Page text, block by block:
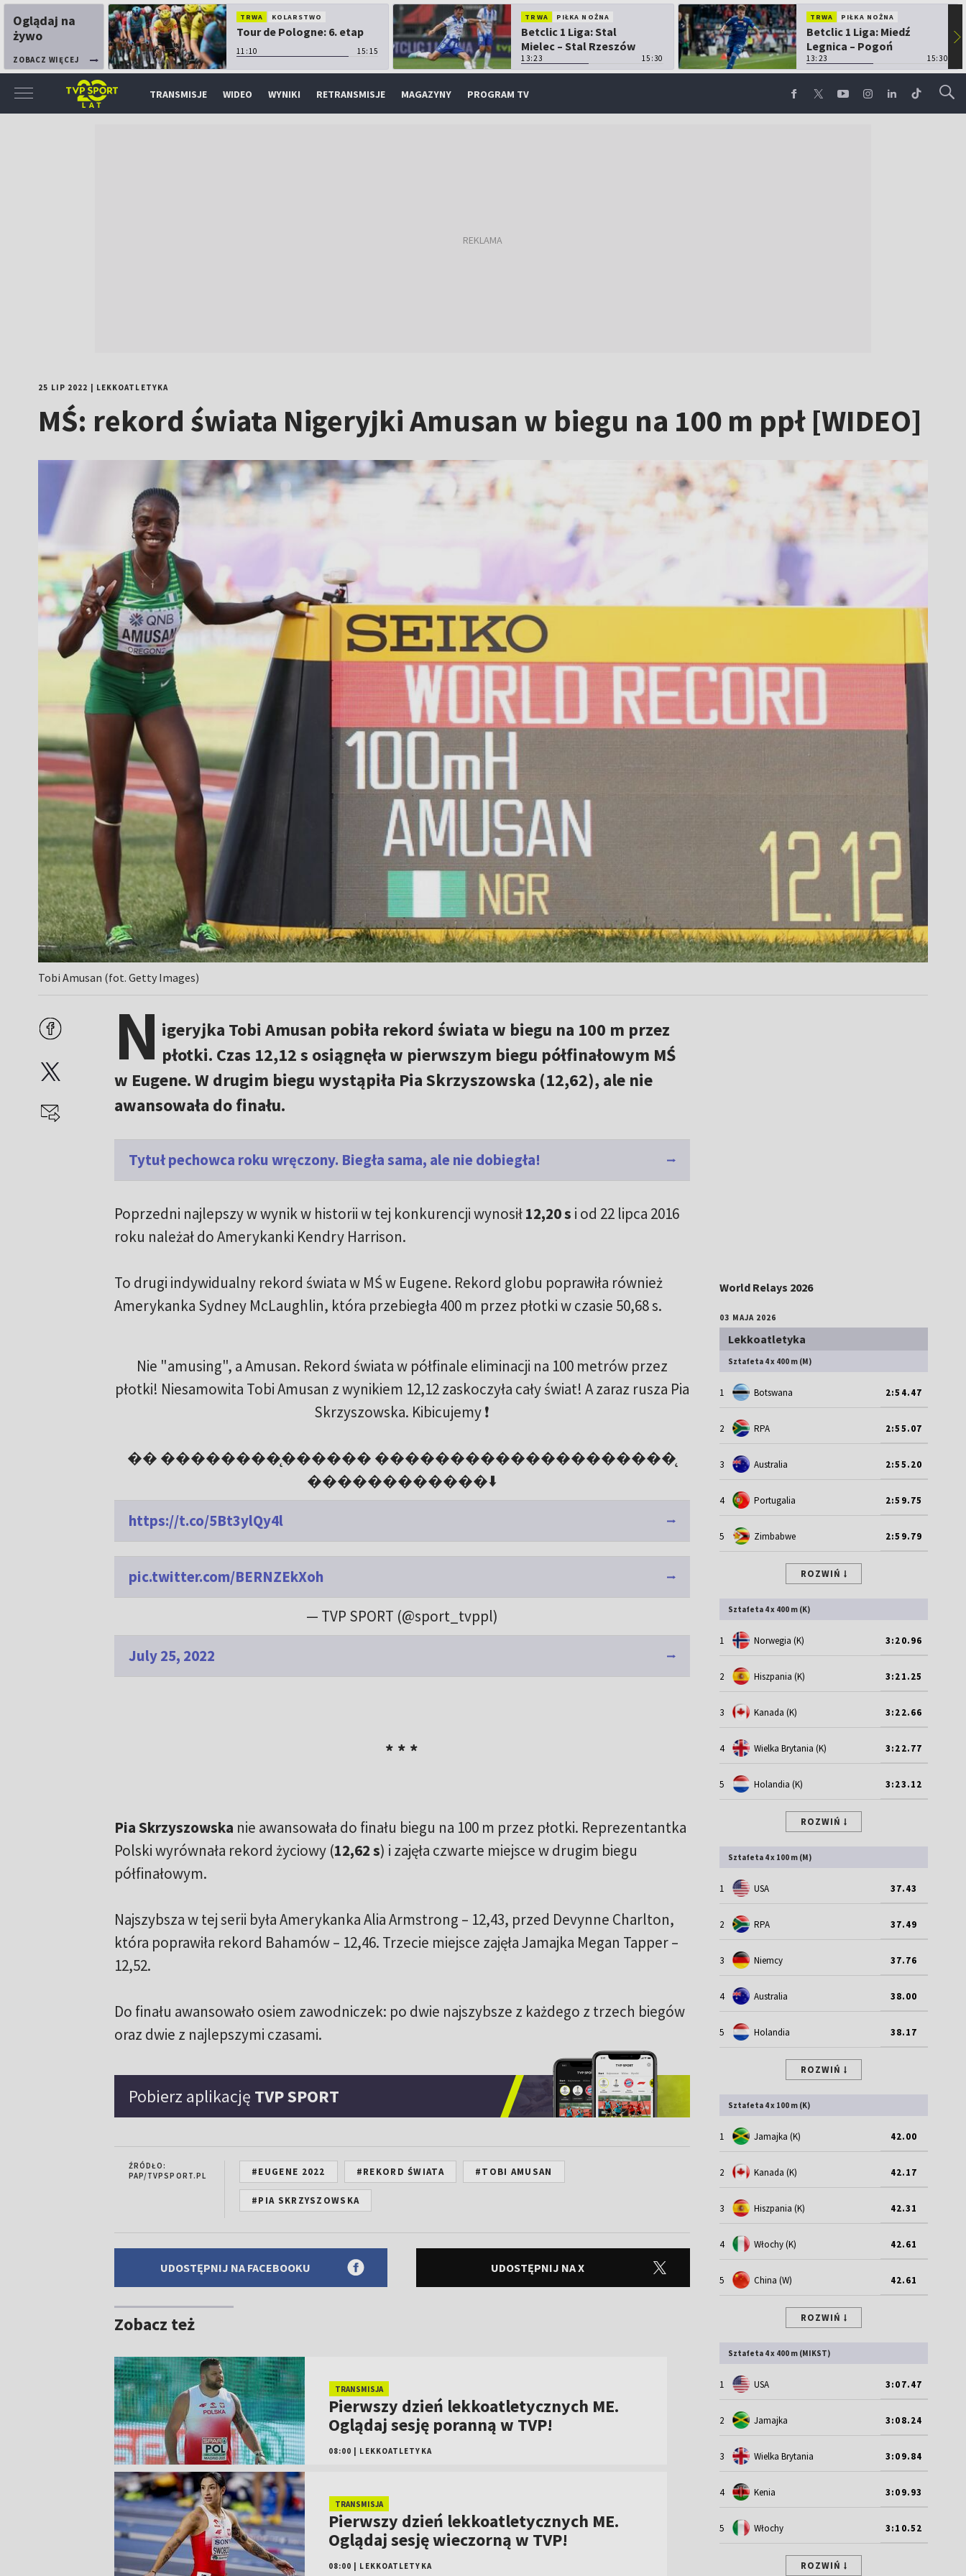
Oglądaj na
żywo
ZOBACZ WIĘCEJ
TRWA KOLARSTWO
Tour de Pologne: 6. etap
11:10 15:15
TRWA PIŁKA NOŻNA
Betclic 1 Liga: Stal
Mielec – Stal Rzeszów
13:23 15:30
TRWA PIŁKA NOŻNA
Betclic 1 Liga: Miedź
Legnica – Pogoń
Grodzisk Mazowiecki
13:23 15:30
▶
TRANSMISJE WIDEO WYNIKI RETRANSMISJE MAGAZYNY PROGRAM TV
25 LIP 2022 LEKKOATLETYKA
MŚ: rekord świata Nigeryjki Amusan w biegu na 100 m ppł [WIDEO]
Tobi Amusan (fot. Getty Images)
N igeryjka Tobi Amusan pobiła rekord świata w biegu na 100 m przez
płotki. Czas 12,12 s osiągnęła w pierwszym biegu półfinałowym MŚ
w Eugene. W drugim biegu wystąpiła Pia Skrzyszowska (12,62), ale nie
awansowała do finału.
Tytuł pechowca roku wręczony. Biegła sama, ale nie dobiegła!
Poprzedni najlepszy w wynik w historii w tej konkurencji wynosił12,20 s i od 22 lipca 2016
roku należał do Amerykanki Kendry Harrison.
To drugi indywidualny rekord świata w MŚ w Eugene. Rekord globu poprawiła również
Amerykanka Sydney McLaughlin, która przebiegła 400 m przez płotki w czasie 50,68 s.
Nie "amusing", a Amusan. Rekord świata w półfinale eliminacji na 100 metrów przez
płotki! Niesamowita Tobi Amusan z wynikiem 12,12 zaskoczyła cały świat! A zaraz rusza Pia
Skrzyszowska. Kibicujemy ❗️
�� ��������̨������ ��������������������̨
������������⬇️
https://t.co/5Bt3ylQy4l
pic.twitter.com/BERNZEkXoh
— TVP SPORT (@sport_tvppl)
July 25, 2022
* * *
Pia Skrzyszowska nie awansowała do finału biegu na 100 m przez płotki. Reprezentantka
Polski wyrównała rekord życiowy (12,62 s) i zajęła czwarte miejsce w drugim biegu
półfinałowym.
Najszybsza w tej serii była Amerykanka Alia Armstrong – 12,43, przed Devynne Charlton,
która poprawiła rekord Bahamów – 12,46. Trzecie miejsce zajęła Jamajka Megan Tapper –
12,52.
Do finału awansowało osiem zawodniczek: po dwie najszybsze z każdego z trzech biegów
oraz dwie z najlepszymi czasami.
Pobierz aplikację TVP SPORT
ŹRÓDŁO:
PAP/TVPSPORT.PL
#EUGENE 2022 #REKORD ŚWIATA #TOBI AMUSAN
#PIA SKRZYSZOWSKA
UDOSTĘPNIJ NA FACEBOOKU UDOSTĘPNIJ NA X
Zobacz też
TRANSMISJA
Pierwszy dzień lekkoatletycznych ME.
Oglądaj sesję poranną w TVP!
08:00 LEKKOATLETYKA
TRANSMISJA
Pierwszy dzień lekkoatletycznych ME.
Oglądaj sesję wieczorną w TVP!
08:00 LEKKOATLETYKA
World Relays 2026
03 MAJA 2026
Lekkoatletyka
Sztafeta 4 x 400 m (M)
1 Botswana 2:54.47
2 RPA 2:55.07
3 Australia 2:55.20
4 Portugalia 2:59.75
5 Zimbabwe 2:59.79
ROZWIŃ
Sztafeta 4 x 400 m (K)
1 Norwegia (K) 3:20.96
2 Hiszpania (K) 3:21.25
3 Kanada (K) 3:22.66
4 Wielka Brytania (K) 3:22.77
5 Holandia (K) 3:23.12
ROZWIŃ
Sztafeta 4 x 100 m (M)
1 USA 37.43
2 RPA 37.49
3 Niemcy 37.76
4 Australia 38.00
5 Holandia 38.17
ROZWIŃ
Sztafeta 4 x 100 m (K)
1 Jamajka (K) 42.00
2 Kanada (K) 42.17
3 Hiszpania (K) 42.31
4 Włochy (K) 42.61
5 China (W) 42.61
ROZWIŃ
Sztafeta 4 x 400 m (MIKST)
1 USA 3:07.47
2 Jamajka 3:08.24
3 Wielka Brytania 3:09.84
4 Kenia 3:09.93
5 Włochy 3:10.52
ROZWIŃ